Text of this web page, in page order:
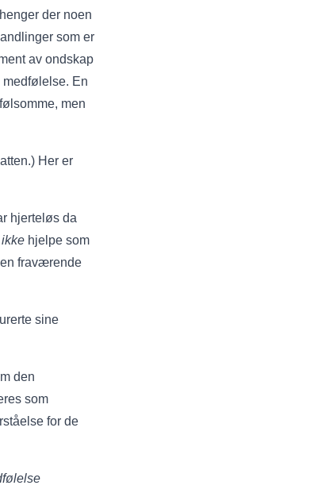
der noen
som er
av ondskap
En
men
Her er
hjerteløs da
ikke hjelpe som
fraværende
sine
den
som
for de